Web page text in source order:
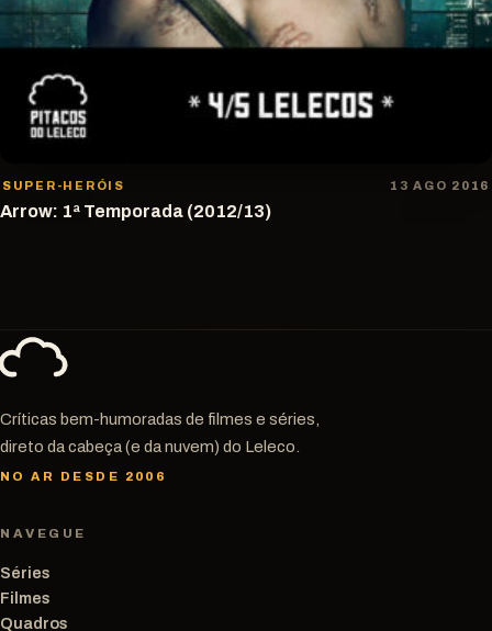
SUPER-HERÓIS 13 AGO 2016
Arrow: 1ª Temporada (2012/13)
Críticas bem-humoradas de filmes e séries,
direto da cabeça (e da nuvem) do Leleco.
NO AR DESDE 2006
NAVEGUE
Séries
Filmes
Quadros